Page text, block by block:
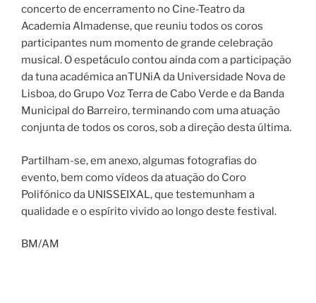
concerto de encerramento no Cine-Teatro da
Academia Almadense, que reuniu todos os coros
participantes num momento de grande celebração
musical. O espetáculo contou ainda com a participação
da tuna académica anTUNiA da Universidade Nova de
Lisboa, do Grupo Voz Terra de Cabo Verde e da Banda
Municipal do Barreiro, terminando com uma atuação
conjunta de todos os coros, sob a direção desta última.
Partilham-se, em anexo, algumas fotografias do
evento, bem como vídeos da atuação do Coro
Polifónico da UNISSEIXAL, que testemunham a
qualidade e o espírito vivido ao longo deste festival.
BM/AM